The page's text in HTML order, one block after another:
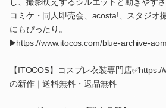
し、撮影映えするシルエットと動きやす
コミケ・同人即売会、acosta!、スタジオ
にもぴったり。
▶️https://www.itocos.com/blue-archive-
【ITOCOS】コスプレ衣装専門店
の新作｜送料無料・返品無料